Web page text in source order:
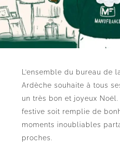
L’ensemble du bureau de
Ardèche souhaite à tous
un très bon et joyeux
festive soit remplie de
moments inoubliables
proches.